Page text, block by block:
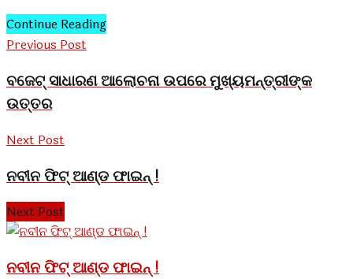
Continue Reading
Previous Post
ବଜେଟ୍‍ ସାଧାରଣ ଆଲୋଚନା ଉପରେ ମୁଖ୍ୟମନ୍ତ୍ରୀଙ୍କ
ଉତ୍ତର
Next Post
ନବୀନ ଫିଟ୍ ଆଣ୍ଡ ଫାଇନ୍ !
Next Post
ନବୀନ ଫିଟ୍ ଆଣ୍ଡ ଫାଇନ୍ !